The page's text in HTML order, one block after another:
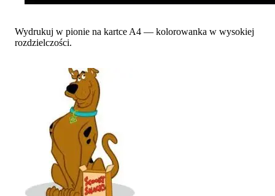
Wydrukuj w pionie na kartce A4 — kolorowanka w wysokiej
rozdzielczości.